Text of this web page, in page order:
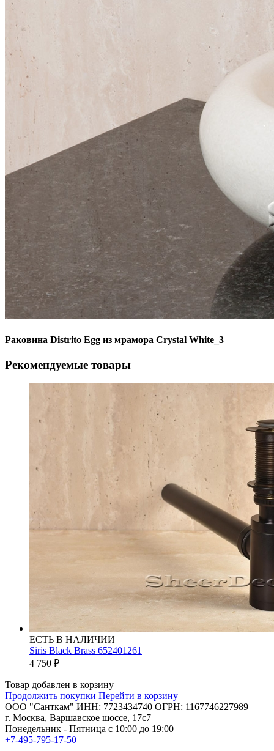
Раковина Distrito Egg из мрамора Crystal White_3
Рекомендуемые товары
ЕСТЬ В НАЛИЧИИ
Siris Black Brass 652401261
4 750 ₽
Товар добавлен в корзину
Продолжить покупки Перейти в корзину
ООО "Санткам" ИНН: 7723434740 ОГРН: 1167746227989
г. Москва, Варшавское шоссе, 17с7
Понедельник - Пятница с 10:00 до 19:00
+7-495-795-17-50